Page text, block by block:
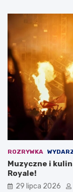
ROZRYWKA
Muzyczne i
Royale!
29 lipca 2026